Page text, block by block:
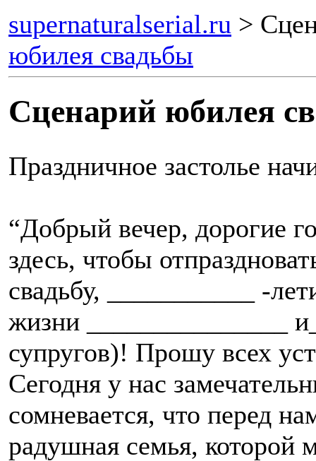
supernaturalserial.ru >
юбилея свадьбы
Сценарий юбилея
Праздничное застолье
“Добрый вечер, дорогие
здесь, чтобы
свадьбу, ___________ -
жизни _______________
супругов)! Прошу всех
Сегодня у нас
сомневается, что перед
радушная семья, которой